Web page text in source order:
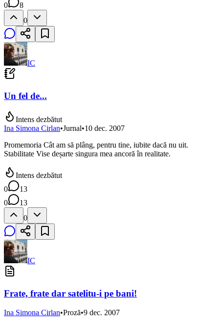
0
8
0
IC
Un fel de...
Intens dezbătut
Ina Simona Cirlan•Jurnal•10 dec. 2007
Promemoria Cât am să plâng, pentru tine, iubite dacă nu uit.
Stabilitate Vise deșarte singura mea ancoră în realitate.
Intens dezbătut
0
13
0
13
0
IC
Frate, frate dar satelitu-i pe bani!
Ina Simona Cirlan•Proză•9 dec. 2007